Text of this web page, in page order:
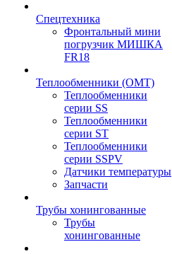
Спецтехника
Фронтальный мини
погрузчик МИШКА
FR18
Теплообменники (OMT)
Теплообменники
серии SS
Теплообменники
серии ST
Теплообменники
серии SSPV
Датчики температуры
Запчасти
Трубы хонингованные
Трубы
хонингованные